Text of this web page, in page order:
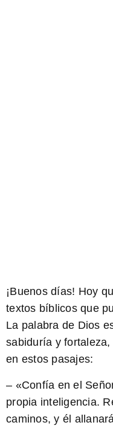
¡Buenos días! Hoy
textos bíblicos que
La palabra de Dios
sabiduría y
en estos pasajes:
– «Confía en el
propia inteligencia.
caminos, y él